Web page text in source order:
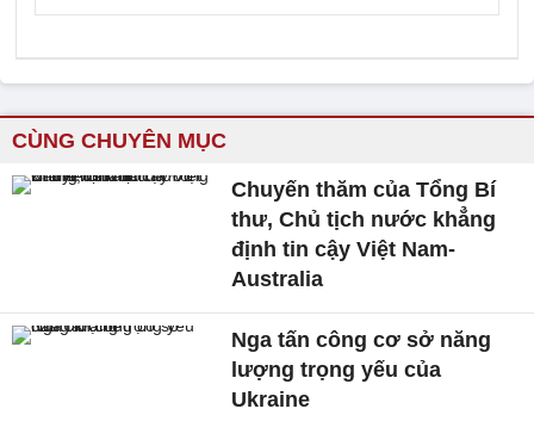
CÙNG CHUYÊN MỤC
Chuyến thăm của Tổng Bí
thư, Chủ tịch nước khẳng
định tin cậy Việt Nam-
Australia
Nga tấn công cơ sở năng
lượng trọng yếu của
Ukraine